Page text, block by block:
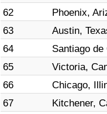
62 Phoenix,
63
Austin,
64
Santiago
65
Victoria,
66
Chicago,
67
Kitchener,